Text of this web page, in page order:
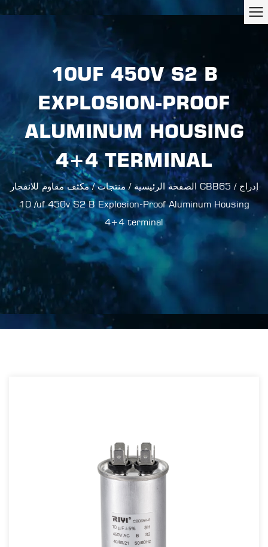
10UF 450V S2 B
EXPLOSION-PROOF
ALUMINUM HOUSING
4+4 TERMINAL
الصفحة الرئيسية /منتجات/ مكثف مقاوم للانفجار CBB65 / إدراج
/
10uf 450v S2 B Explosion-Proof Aluminum Housing
4+4 terminal